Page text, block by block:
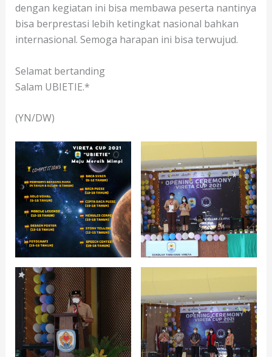
dengan kegiatan ini bisa membawa peserta nantinya
bisa berprestasi lebih ketingkat nasional bahkan
internasional. Semoga harapan ini bisa terwujud.
Selamat bertanding
Salam UBIETIE.*
(YN/DW)